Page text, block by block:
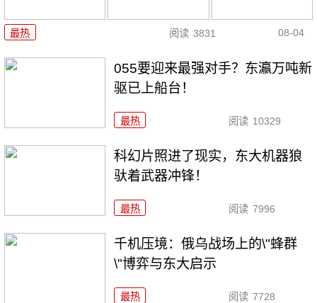
最热 阅读 3831 08-04
055要迎来最强对手？东瀛万吨新
驱已上船台！
最热 阅读 10329
科幻片照进了现实，东大机器狼
驮着武器冲锋！
最热 阅读 7996
千机压境：俄乌战场上的\"蜂群
\"博弈与东大启示
最热 阅读 7728